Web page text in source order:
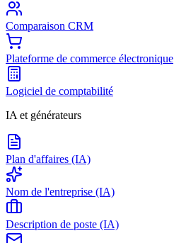
Comparaison CRM
Plateforme de commerce électronique
Logiciel de comptabilité
IA et générateurs
Plan d'affaires (IA)
Nom de l'entreprise (IA)
Description de poste (IA)